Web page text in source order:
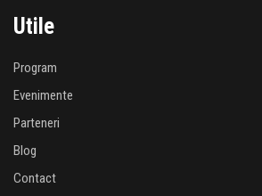
Utile
Program
Evenimente
Parteneri
Blog
Contact